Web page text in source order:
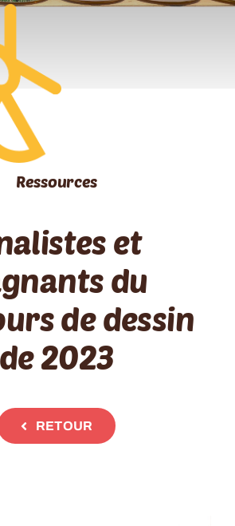
CONTACT
QUESTIONS (FAQ)
Ressources
et
du
de dessin
de 2023
RETOUR